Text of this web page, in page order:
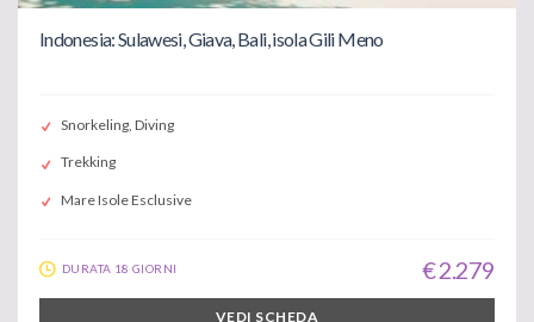
Indonesia: Sulawesi, Giava, Bali, isola Gili Meno
Snorkeling, Diving
Trekking
Mare Isole Esclusive
DURATA 18 GIORNI € 2.279
VEDI SCHEDA